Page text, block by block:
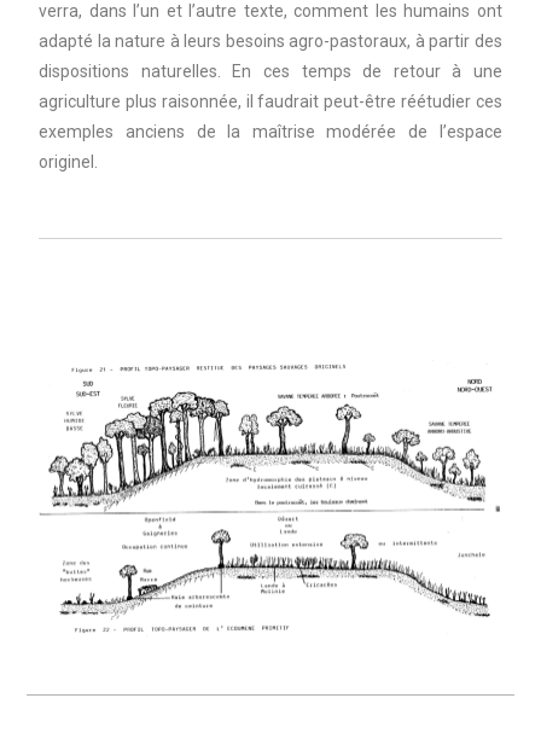
verra, dans l’un et l’autre texte, comment les humains ont
adapté la nature à leurs besoins agro-pastoraux, à partir des
dispositions naturelles. En ces temps de retour à une
agriculture plus raisonnée, il faudrait peut-être réétudier ces
exemples anciens de la maîtrise modérée de l’espace
originel.